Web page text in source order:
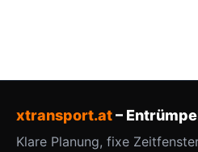
xtransport.at–
Klare Planung, fixe